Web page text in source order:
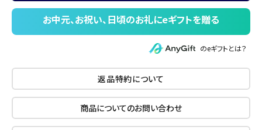
のeギフトとは？
返品特約について
商品についてのお問い合わせ